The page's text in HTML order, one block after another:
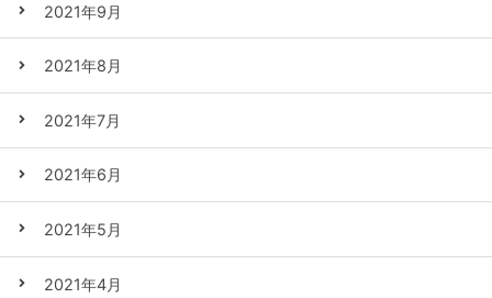
2021年9月
2021年8月
2021年7月
2021年6月
2021年5月
2021年4月